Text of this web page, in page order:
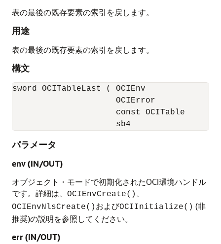
表の最後の既存要素の索引を戻します。
用途
表の最後の既存要素の索引を戻します。
構文
sword OCITableLast ( OCIEnv
OCIError
const OCITable
sb4
パラメータ
env (IN/OUT)
オブジェクト・モードで初期化されたOCI環境ハンドル
です。詳細は、 OCIEnvCreate()
OCIEnvNlsCreate() およびOCIInitialize() (非
推奨)の説明を参照してください。
err (IN/OUT)